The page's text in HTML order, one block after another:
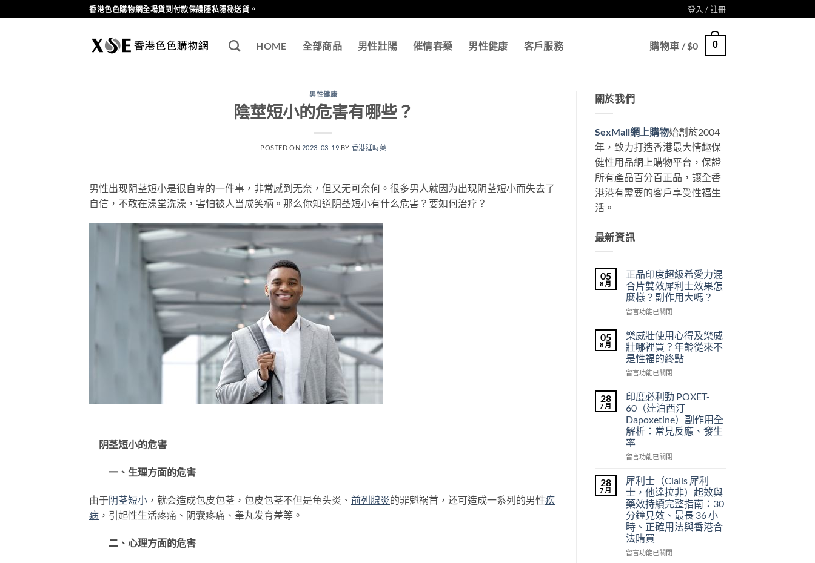
to
香港色色購物網全場貨到付款保護隱私隱秘送貨。 登入 / 註冊
HOME 全部商品 男性壯陽 催情春藥 男性健康 客戶服務 購物車 /$0 0
男性健康
陰莖短小的危害有哪些？
POSTED ON 2023-03-19 BY 香港延時藥
男性出现阴茎短小是很自卑的一件事，非常感到无奈，但又无可奈何。很多男人就因为出现阴茎短小而失去了
自信，不敢在澡堂洗澡，害怕被人当成笑柄。那么你知道阴茎短小有什么危害？要如何治疗？
阴茎短小的危害
一、生理方面的危害
由于阴茎短小 ，就会造成包皮包茎，包皮包茎不但是龟头炎、 前列腺炎的罪魁祸首，还可造成一系列的男性疾
病 ，引起性生活疼痛、阴囊疼痛、睾丸发育差等。
二、心理方面的危害
關於我們
SexMall網上購物始創於2004
年，致力打造香港最大情趣保
健性用品網上購物平台，保證
所有產品百分百正品，讓全香
港港有需要的客戶享受性福生
活。
最新資訊
05
8 月
正品印度超級希愛力混
合片雙效犀利士效果怎
麼樣？副作用大嗎？
在
品
印
度
超
級
愛
力
混
合
片
雙
效
利
士
效
果
怎
麼
樣？
副
作
留言功能已關閉
05
8 月
樂威壯使用心得及樂威
壯哪裡買？年齡從來不
是性福的終點
在
威
壯
使
用
心
得
及
威
壯
哪
裡
買？
年
齡
來
留言功能已關閉
28
7 月
印度必利勁 POXET-
60（達泊西汀
Dapoxetine）副作用全
解析：常見反應、發生
率
在
度
必
利
勁
POXET-
60（達
泊
西
留言功能已關閉
28
7 月
犀利士（Cialis 犀利
士，他達拉非）起效與
藥效持續完整指南：30
分鐘見效、最長 36 小
時、正確用法與香港合
法購買
在
留言功能已關閉